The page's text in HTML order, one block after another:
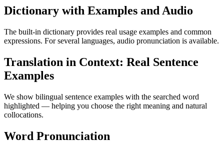
Dictionary with Examples and Audio
The built-in dictionary provides real usage examples and common
expressions. For several languages, audio pronunciation is available.
Translation in Context: Real Sentence
Examples
We show bilingual sentence examples with the searched word
highlighted — helping you choose the right meaning and natural
collocations.
Word Pronunciation